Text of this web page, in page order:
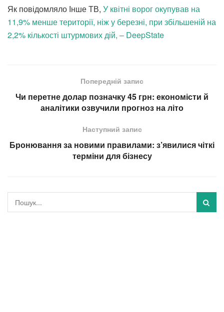
Як повідомляло Інше ТВ, У квітні ворог окупував на
11,9% менше території, ніж у березні, при збільшеній на
2,2% кількості штурмових дій, – DeepState
Попередній запис
Чи перетне долар позначку 45 грн: економісти й
аналітики озвучили прогноз на літо
Наступний запис
Бронювання за новими правилами: з’явилися чіткі
терміни для бізнесу